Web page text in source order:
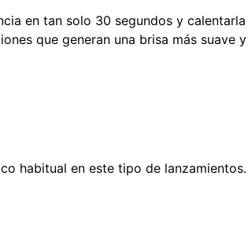
en tan solo 30 segundos y
que generan una brisa más suave
habitual en este tipo de lanzamientos.